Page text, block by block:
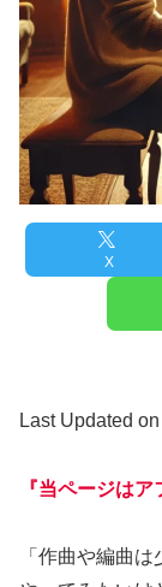
X
Last Updated
『当ページは
「作曲や編曲